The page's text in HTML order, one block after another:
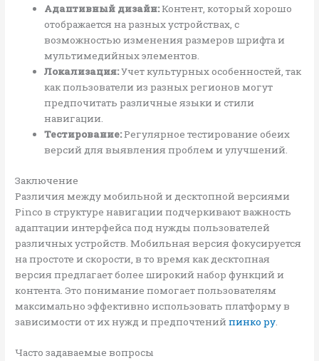
Адаптивный дизайн:Контент, который хорошо
отображается на разных устройствах, с
возможностью изменения размеров шрифта и
мультимедийных элементов.
Локализация:Учет культурных особенностей, так
как пользователи из разных регионов могут
предпочитать различные языки и стили
навигации.
Тестирование:Регулярное тестирование обеих
версий для выявления проблем и улучшений.
Заключение
Различия между мобильной и десктопной версиями
Pinco в структуре навигации подчеркивают важность
адаптации интерфейса под нужды пользователей
различных устройств. Мобильная версия фокусируется
на простоте и скорости, в то время как десктопная
версия предлагает более широкий набор функций и
контента. Это понимание помогает пользователям
максимально эффективно использовать платформу в
зависимости от их нужд и предпочтенийпинко ру
Часто задаваемые вопросы